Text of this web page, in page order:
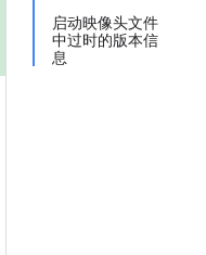
启动映像头文件
中过时的版本信
息